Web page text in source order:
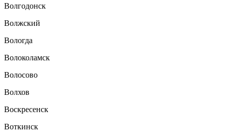
Волгодонск
Волжский
Вологда
Волоколамск
Волосово
Волхов
Воскресенск
Воткинск